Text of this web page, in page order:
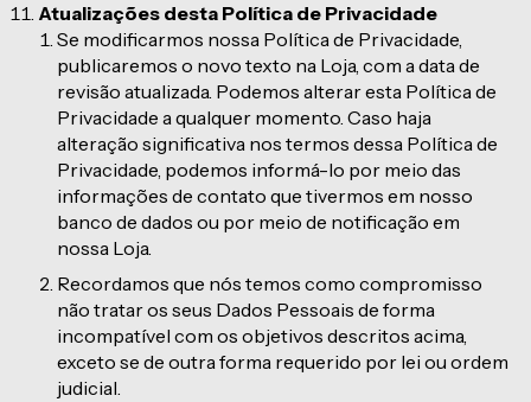
Atualizações desta Política de Privacidade
Se modificarmos nossa Política de Privacidade,
publicaremos o novo texto na Loja, com a data de
revisão atualizada. Podemos alterar esta Política de
Privacidade a qualquer momento. Caso haja
alteração significativa nos termos dessa Política de
Privacidade, podemos informá-lo por meio das
informações de contato que tivermos em nosso
banco de dados ou por meio de notificação em
nossa Loja.
Recordamos que nós temos como compromisso
não tratar os seus Dados Pessoais de forma
incompatível com os objetivos descritos acima,
exceto se de outra forma requerido por lei ou ordem
judicial.